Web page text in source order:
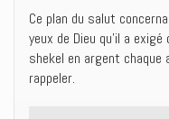
Ce plan du salut
yeux de Dieu qu’il a
shekel en argent chaque
rappeler.